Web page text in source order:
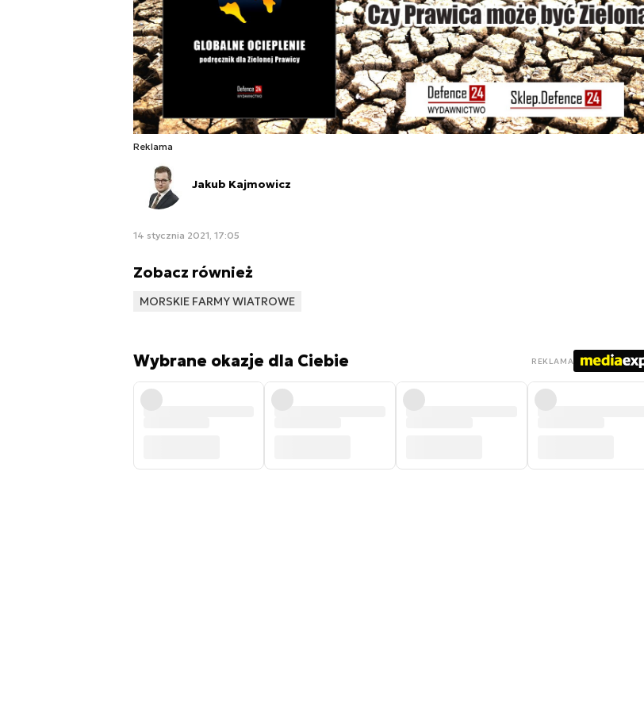
Reklama
Jakub Kajmowicz
14 stycznia 2021, 17:05
Zobacz również
MORSKIE FARMY WIATROWE
Wybrane okazje dla Ciebie REKLAMA